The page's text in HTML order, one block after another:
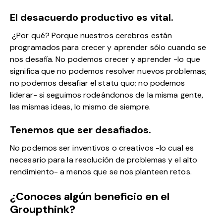
El desacuerdo productivo es vital.
¿Por qué? Porque nuestros cerebros están
programados para crecer y aprender sólo cuando se
nos desafía. No podemos crecer y aprender -lo que
significa que no podemos resolver nuevos problemas;
no podemos desafiar el statu quo; no podemos
liderar- si seguimos rodeándonos de la misma gente,
las mismas ideas, lo mismo de siempre.
Tenemos que ser desafiados.
No podemos ser inventivos o creativos -lo cual es
necesario para la resolución de problemas y el alto
rendimiento- a menos que se nos planteen retos.
¿Conoces algún beneficio en el
Groupthink?